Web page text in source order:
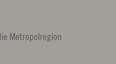
Metropolregion